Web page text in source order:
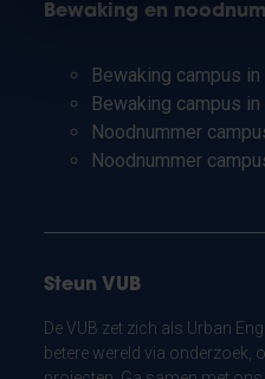
Bewaking en
Bewaking campus
Bewaking campus
Noodnummer
Noodnummer
Steun VUB
De VUB zet zich als Urban
betere wereld via